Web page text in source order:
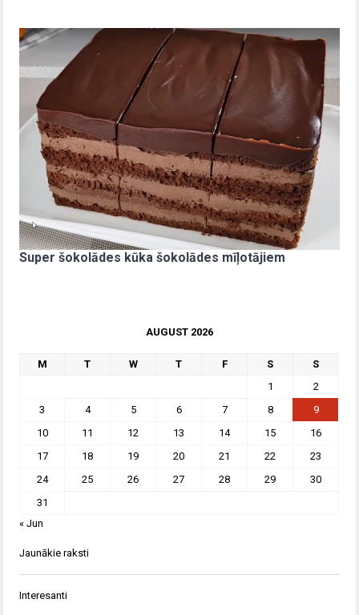
Super šokolādes kūka šokolādes mīļotājiem
AUGUST 2026
M T W T F S
S
1
2
3
4 5 6 7 8
9
10
11 12 13 14 15
16
17
18 19 20 21 22
23
24
25 26 27 28 29
30
31
« Jun
Jaunākie raksti
Interesanti